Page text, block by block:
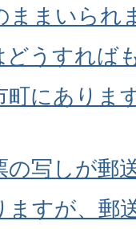
ままいられ
どうすれば
町にありま
の写しが郵
ますが、郵